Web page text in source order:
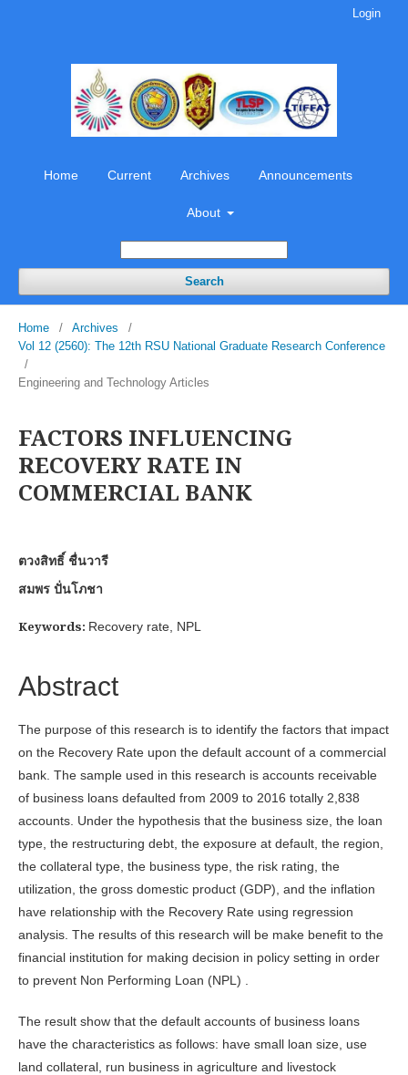
Home Current Archives Announcements
About
Search
Login
Home / Archives
/
Vol 12 (2560): The 12th RSU National Graduate Research Conference
/
Engineering and Technology Articles
FACTORS INFLUENCING
RECOVERY RATE IN
COMMERCIAL BANK
ตวงสิทธิ์ ชื่นวารี
สมพร ปั่นโภชา
Keywords: Recovery rate, NPL
Abstract
The purpose of this research is to identify the factors that impact
on the Recovery Rate upon the default account of a commercial
bank. The sample used in this research is accounts receivable
of business loans defaulted from 2009 to 2016 totally 2,838
accounts. Under the hypothesis that the business size, the loan
type, the restructuring debt, the exposure at default, the region,
the collateral type, the business type, the risk rating, the
utilization, the gross domestic product (GDP), and the inflation
have relationship with the Recovery Rate using regression
analysis. The results of this research will be make benefit to the
financial institution for making decision in policy setting in order
to prevent Non Performing Loan (NPL) .
The result show that the default accounts of business loans
have the characteristics as follows: have small loan size, use
land collateral, run business in agriculture and livestock